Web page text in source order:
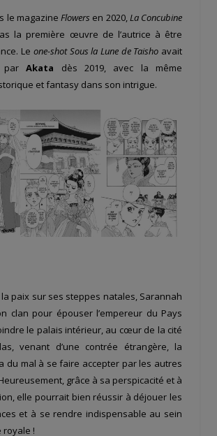
le magazine Flowers en 2020,La Concubine
la première œuvre de l’autrice à être
Le one-shot Sous la Lune de Taisho avait
parAkata dès 2019, avec la même
et fantasy dans son intrigue.
la paix sur ses steppes natales, Sarannah
clan pour épouser l’empereur du Pays
le palais intérieur, au cœur de la cité
venant d’une contrée étrangère, la
du mal à se faire accepter par les autres
grâce à sa perspicacité et à
elle pourrait bien réussir à déjouer les
et à se rendre indispensable au sein
royale !